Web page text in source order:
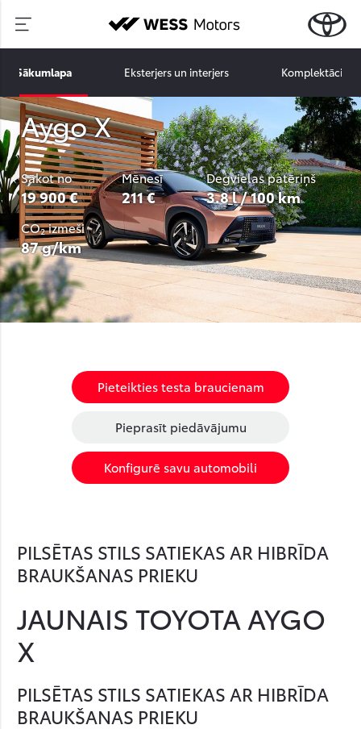
Sākumlapa Eksterjers un interjers Komplektācijas
Aygo X
Sākot no
19 900 €
Mēnesī
211 €
Degvielas patēriņš
3.8 l / 100 km
CO₂ izmeši
87 g/km
Pieteikties testa braucienam
Pieprasīt piedāvājumu
Konfigurē savu automobili
PILSĒTAS STILS SATIEKAS AR HIBRĪDA
BRAUKŠANAS PRIEKU
JAUNAIS TOYOTA AYGO
X
PILSĒTAS STILS SATIEKAS AR HIBRĪDA
BRAUKŠANAS PRIEKU